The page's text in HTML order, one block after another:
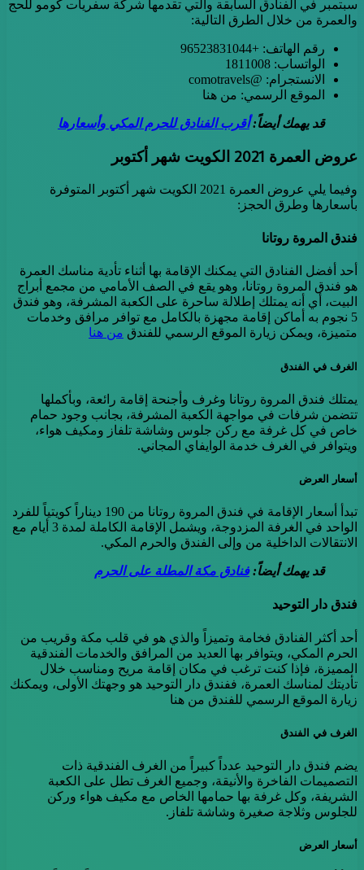
سبتمبر في الفنادق السابقة والتي تقدمها شركة سفريات كومو للحج
والعمرة من خلال الطرق التالية:
رقم الهاتف: +96523831044
الواتساب: 1811008
الانستجرام: @comotravels
الموقع الرسمي: من هنا
قد يهمك أيضاً:أقرب الفنادق للحرم المكي وأسعارها
عروض العمرة 2021 الكويت شهر أكتوبر
وفيما يلي عروض العمرة 2021 الكويت شهر أكتوبر المتوفرة
بأسعارها وطرق الحجز:
فندق المروة روتانا
أحد أفضل الفنادق التي يمكنك الإقامة بها أثناء تأدية مناسك العمرة
هو فندق المروة روتانا، وهو يقع في الصف الأمامي من مجمع أبراج
البيت، أي أنه يمتلك إطلالة ساحرة على الكعبة المشرفة، وهو فندق
5 نجوم به أماكن إقامة مجهزة بالكامل مع توافر مرافق وخدمات
متميزة، ويمكن زيارة الموقع الرسمي للفندق من هنا
الغرف في الفندق
يمتلك فندق المروة روتانا وغرف وأجنحة إقامة رائعة، وبأكملها
تتضمن شرفات في مواجهة الكعبة المشرفة، بجانب وجود حمام
خاص في كل غرفة مع ركن جلوس وشاشة تلفاز ومكيف هواء،
ويتوافر في الغرف خدمة الوايفاي المجاني.
أسعار العرض
تبدأ أسعار الإقامة في فندق المروة روتانا من 190 ديناراً كويتياً للفرد
الواحد في الغرفة المزدوجة، ويشمل الإقامة الكاملة لمدة 3 أيام مع
الانتقالات الداخلية من وإلى الفندق والحرم المكي.
قد يهمك أيضاً:فنادق مكة المطلة على الحرم
فندق دار التوحيد
أحد أكثر الفنادق فخامة وتميزاً والذي هو في قلب مكة وقريب من
الحرم المكي، ويتوافر بها العديد من المرافق والخدمات الفندقية
المميزة، فإذا كنت ترغب في مكان إقامة مريح ومناسب خلال
تأديتك لمناسك العمرة، ففندق دار التوحيد هو وجهتك الأولى، ويمكنك
زيارة الموقع الرسمي للفندق من هنا
الغرف في الفندق
يضم فندق دار التوحيد عدداً كبيراً من الغرف الفندقية ذات
التصميمات الفاخرة والأنيقة، وجميع الغرف تطل على الكعبة
الشريفة، وكل غرفة بها حمامها الخاص مع مكيف هواء وركن
للجلوس وثلاجة صغيرة وشاشة تلفاز.
أسعار العرض